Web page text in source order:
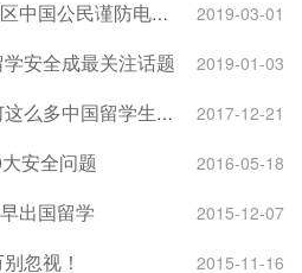
2019-03-01
民谨防电信诈骗新动向
2019-01-03
安全成最关注话题
2017-12-21
中国留学生会抑郁？
2016-05-18
安全问题
2015-12-07
出国留学
2015-11-16
忽视！